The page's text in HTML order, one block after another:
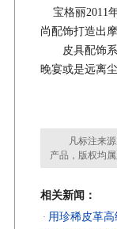
宝格丽2011
尚配饰打造出
皮具配饰系
晚宴或是远离
凡标注来源为
产品，版权均
相关新闻：
· 用珍稀皮革